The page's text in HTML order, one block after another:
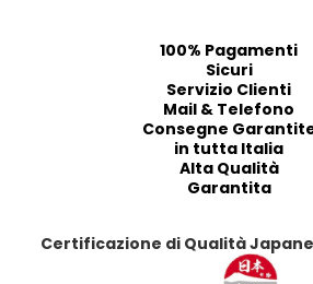
100% Pagamenti
Sicuri
Servizio Clienti
Mail & Telefono
Consegne
in tutta Italia
Alta Qualità
Garantita
Certificazione di Qualità